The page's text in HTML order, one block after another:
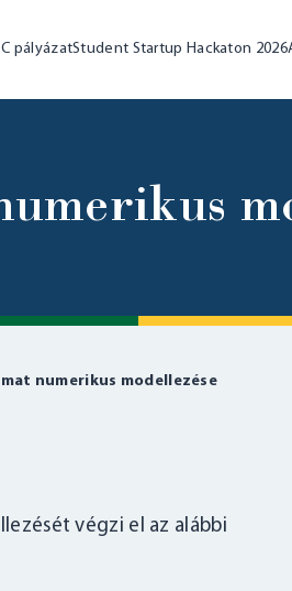
pályázatStudent Startup Hackaton 2026
numerikus modellezése
végzi el az alábbi